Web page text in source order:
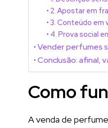
2. Apostar em
3. Conteúdo em
4. Prova social
Vender perfumes
Conclusão: afinal,
Como
A venda de